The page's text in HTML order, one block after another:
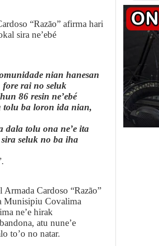
“Razão” afirma hari
sira ne’ebé
nian hanesan
rai no seluk
86 resin ne’ebé
tolu ba loron ida nian,
tolu ona ne’e ita
seluk no ba iha
Cardoso “Razão”
Munisipiu Covalima
ne’e hirak
atu nune’e
to’o no natar.